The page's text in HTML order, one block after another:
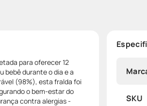
para oferecer 12
bebê durante o dia e a
(98%), esta fralda foi
o bem-estar do
contra alergias -
SKU